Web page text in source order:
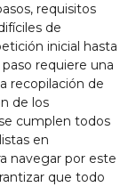
requisitos
de
inicial hasta
requiere una
recopilación de
de los
cumplen todos
en
navegar por este
que todo